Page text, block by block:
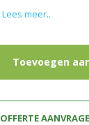
Lees meer..
Toevoegen
OFFERTE